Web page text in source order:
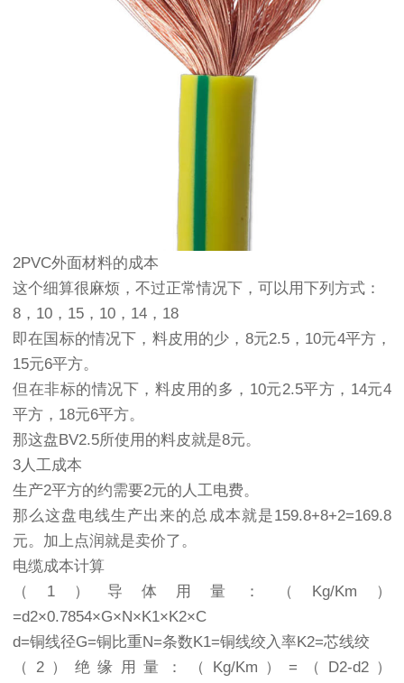
2PVC外面材料的成本
这个细算很麻烦，不过正常情况下，可以用下列方式：
8，10，15，10，14，18
即在国标的情况下，料皮用的少，8元2.5，10元4平方，
15元6平方。
但在非标的情况下，料皮用的多，10元2.5平方，14元4
平方，18元6平方。
那这盘BV2.5所使用的料皮就是8元。
3人工成本
生产2平方的约需要2元的人工电费。
那么这盘电线生产出来的总成本就是159.8+8+2=169.8
元。加上点润就是卖价了。
电缆成本计算
（1）导体用量：（Kg/Km）
=d2×0.7854×G×N×K1×K2×C
d=铜线径G=铜比重N=条数K1=铜线绞入率K2=芯线绞
（2）绝缘用量：（Kg/Km）=（D2-d2）